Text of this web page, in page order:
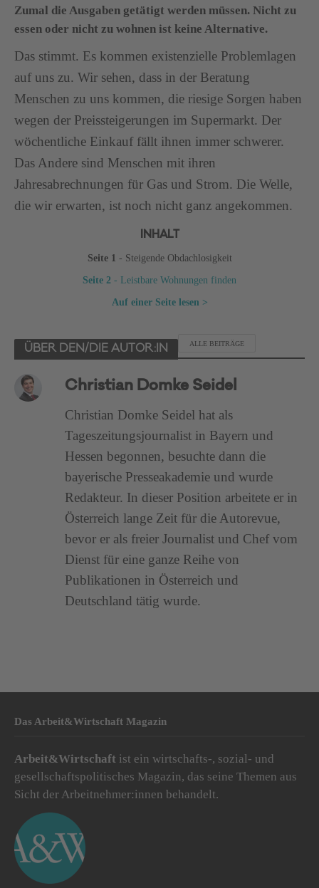
Zumal die Ausgaben getätigt werden müssen. Nicht zu
essen oder nicht zu wohnen ist keine Alternative.
Das stimmt. Es kommen existenzielle Problemlagen
auf uns zu. Wir sehen, dass in der Beratung
Menschen zu uns kommen, die riesige Sorgen haben
wegen der Preissteigerungen im Supermarkt. Der
wöchentliche Einkauf fällt ihnen immer schwerer.
Das Andere sind Menschen mit ihren
Jahresabrechnungen für Gas und Strom. Die Welle,
die wir erwarten, ist noch nicht ganz angekommen.
INHALT
Seite 1 - Steigende Obdachlosigkeit
Seite 2 - Leistbare Wohnungen finden
Auf einer Seite lesen >
ÜBER DEN/DIE AUTOR:IN
ALLE BEITRÄGE
Christian Domke Seidel
Christian Domke Seidel hat als
Tageszeitungsjournalist in Bayern und
Hessen begonnen, besuchte dann die
bayerische Presseakademie und wurde
Redakteur. In dieser Position arbeitete er in
Österreich lange Zeit für die Autorevue,
bevor er als freier Journalist und Chef vom
Dienst für eine ganze Reihe von
Publikationen in Österreich und
Deutschland tätig wurde.
Das Arbeit&Wirtschaft Magazin
Arbeit&Wirtschaft ist ein wirtschafts-, sozial- und
gesellschaftspolitisches Magazin, das seine Themen aus
Sicht der Arbeitnehmer:innen behandelt.